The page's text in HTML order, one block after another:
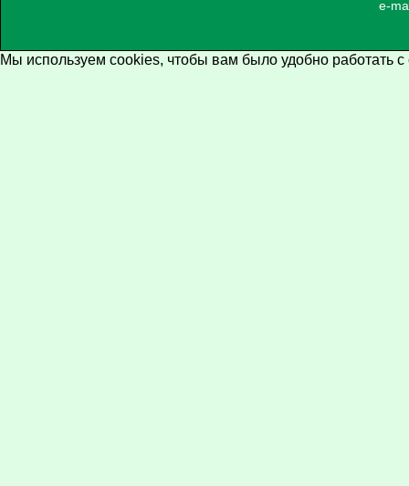
e-
Мы используем cookies, чтобы вам было удобно работать с